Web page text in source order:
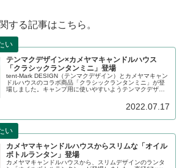
する記事はこちら。
テンマクデザイン×カメヤマキャンドルハウス
「クラシックランタンミニ」登場
tent-Mark DESIGN（テンマクデザイン）とカメヤマキャン
ドルハウスのコラボ商品「クラシックランタンミニ」が登
場しました。キャンプ用に使いやすいようテンマクデザイ
2022.07.17
カメヤマキャンドルハウスからスリムな「オイル
ボトルランタン」登場
カメヤマキャンドルハウスから、スリムデザインのランタ